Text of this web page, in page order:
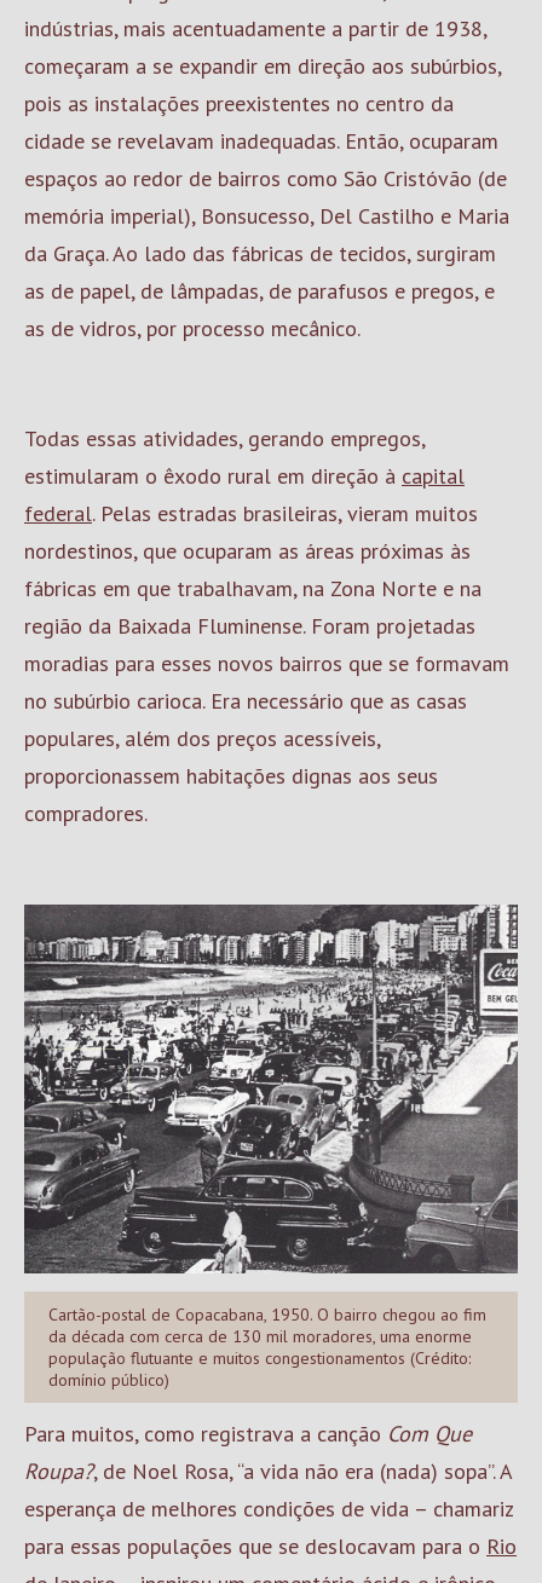
indústrias, mais acentuadamente a partir de 1938,
começaram a se expandir em direção aos subúrbios,
pois as instalações preexistentes no centro da
cidade se revelavam inadequadas. Então, ocuparam
espaços ao redor de bairros como São Cristóvão (de
memória imperial), Bonsucesso, Del Castilho e Maria
da Graça. Ao lado das fábricas de tecidos, surgiram
as de papel, de lâmpadas, de parafusos e pregos, e
as de vidros, por processo mecânico.
Todas essas atividades, gerando empregos,
estimularam o êxodo rural em direção à capital
federal. Pelas estradas brasileiras, vieram muitos
nordestinos, que ocuparam as áreas próximas às
fábricas em que trabalhavam, na Zona Norte e na
região da Baixada Fluminense. Foram projetadas
moradias para esses novos bairros que se formavam
no subúrbio carioca. Era necessário que as casas
populares, além dos preços acessíveis,
proporcionassem habitações dignas aos seus
compradores.
Cartão-postal de Copacabana, 1950. O bairro chegou ao fim
da década com cerca de 130 mil moradores, uma enorme
população flutuante e muitos congestionamentos (Crédito:
domínio público)
Para muitos, como registrava a canção Com Que
Roupa?, de Noel Rosa, “a vida não era (nada) sopa”. A
esperança de melhores condições de vida – chamariz
para essas populações que se deslocavam para o Rio